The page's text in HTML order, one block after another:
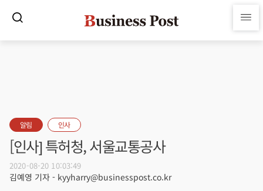
알림 인사
[인사] 특허청, 서울교통공사
2020-08-20 10:03:49
김예영 기자 - kyyharry@businesspost.co.kr